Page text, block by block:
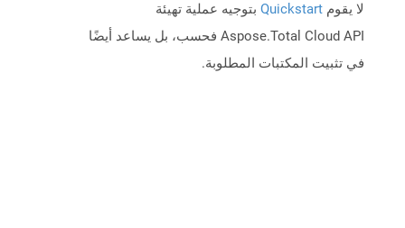
لا يقوم Quickstart بتوجيه عملية تهيئة
Aspose.Total Cloud API فحسب، بل يساعد أيضًا
في تثبيت المكتبات المطلوبة.